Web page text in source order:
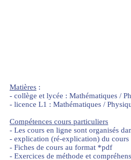
Matières :
- collège et lycée : Mathématiques /
- licence L1 : Mathématiques /
Compétences cours particuliers
- Les cours en ligne sont organisés
- explication (ré-explication) du cours
- Fiches de cours au format *pdf
- Exercices de méthode et